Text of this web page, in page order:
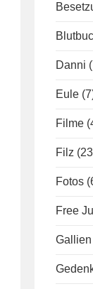
Danni
Eule
Filme
Filz
Fotos
Free
Gallien